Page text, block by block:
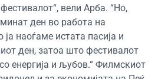
вели Арба. “Но,
ден во работа на
наоѓаме истата пасија и
ден, затоа што фестивалот
енергија и љубов.“ Филмскиот